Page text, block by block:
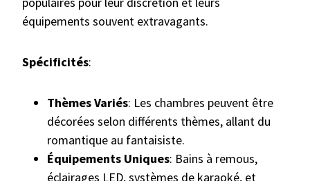
équipements souvent extravagants.
Spécificités:
Thèmes Variés: Les chambres peuvent être
décorées selon différents thèmes, allant du
romantique au fantaisiste.
Équipements Uniques: Bains à remous,
éclairages LED, systèmes de karaoké, et